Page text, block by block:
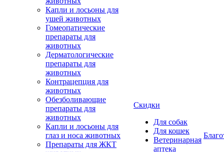
Капли и лосьоны для
ушей животных
Гомеопатические
препараты для
животных
Дерматологические
препараты для
животных
Контрацепция для
животных
Обезболивающие
препараты для
животных
Капли и лосьоны для
глаз и носа животных
Препараты для ЖКТ
Скидки
Для собак
Для кошек
Ветеринарная
аптека